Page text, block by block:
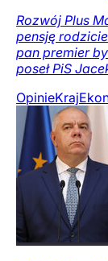
Rozwój Plus
pensję
pan premier
poseł PiS
OpinieKraj